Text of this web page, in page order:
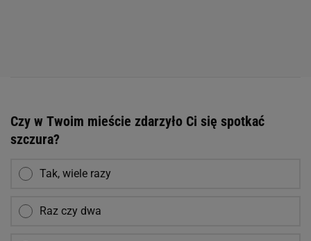
Czy w Twoim mieście zdarzyło Ci się spotkać
szczura?
Tak, wiele razy
Raz czy dwa